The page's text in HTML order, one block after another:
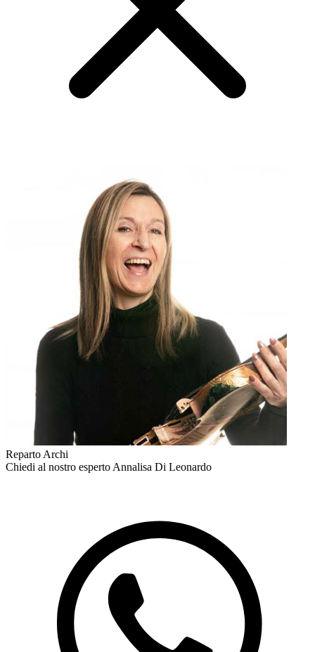
Reparto Archi
Chiedi al nostro espertoAnnalisa Di Leonardo